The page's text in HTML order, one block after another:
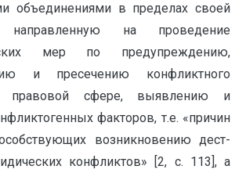
объединениями в пределах своей
направлен­ную на проведение
мер по предупреждению,
и пресечению конфликтного
правовой сфере, выявлению и
факторов, т.е. «причин
возникновению дест­
конфликтов» [2, с. 113], а